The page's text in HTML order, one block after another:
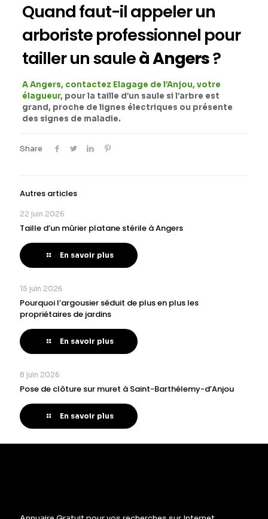
Quand faut-il appeler un
arboriste professionnel pour
tailler un sauleà Angers?
A Angers, contactez Elagage de l’Anjou, votre
élagueur, pour la taille d’un saule si l’arbre est
grand, proche de lignes électriques ou présente
des signes de maladie.
Share
Autres articles
22 juin 2026
Taille d’un mûrier platane stérile à Angers
En savoir plus
15 juin 2026
Pourquoi l’argousier séduit de plus en plus les
propriétaires de jardins
En savoir plus
8 juin 2026
Pose de clôture sur muret à Saint-Barthélemy-d’Anjou
En savoir plus